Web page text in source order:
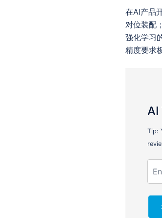
在AI产品
对位装配
强化学习
精度要求
AI
Tip: